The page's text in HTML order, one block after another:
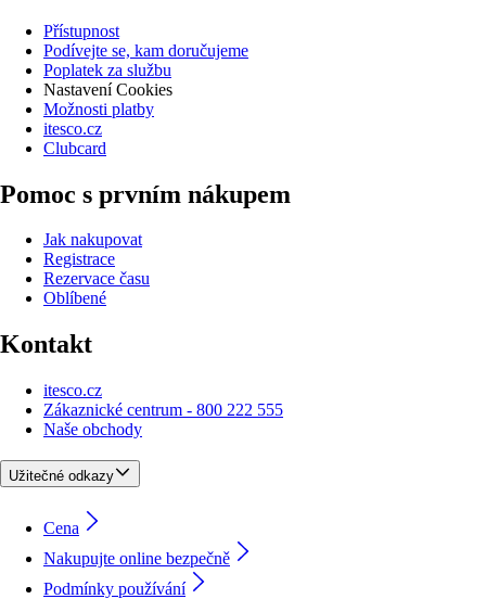
Přístupnost
Podívejte se, kam doručujeme
Poplatek za službu
Nastavení Cookies
Možnosti platby
itesco.cz
Clubcard
Pomoc s prvním nákupem
Jak nakupovat
Registrace
Rezervace času
Oblíbené
Kontakt
itesco.cz
Zákaznické centrum - 800 222 555
Naše obchody
Užitečné odkazy
Cena
Nakupujte online bezpečně
Podmínky používání